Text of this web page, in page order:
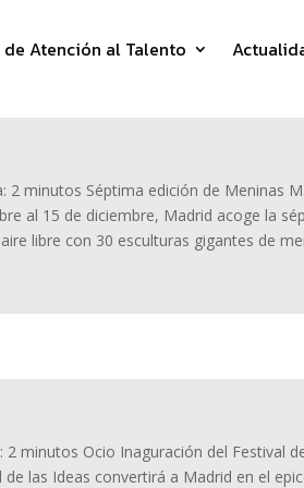
de Atención al Talento
2 minutos Séptima edición de Meninas
al 15 de diciembre, Madrid acoge la
libre con 30 esculturas gigantes de
2 minutos Ocio Inaguración del Festival
de las Ideas convertirá a Madrid en el